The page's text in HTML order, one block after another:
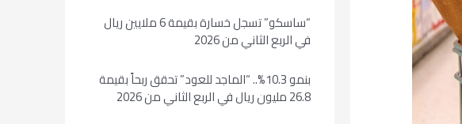
“ساسكو” تسجل خسارة بقيمة 6 ملايين ريال
في الربع الثاني من 2026
بنمو 10.3%.. “الماجد للعود” تحقق ربحاً بقيمة
26.8 مليون ريال في الربع الثاني من 2026